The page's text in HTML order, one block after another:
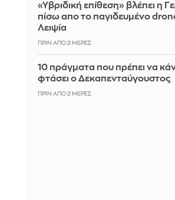
«Υβριδική επίθεση» βλέπει η
πίσω απο το παγιδευμένο
Λειψία
ΠΡΙΝ ΑΠΌ 2 ΜΈΡΕΣ
10 πράγματα που πρέπει να
φτάσει ο Δεκαπενταύγουστος
ΠΡΙΝ ΑΠΌ 2 ΜΈΡΕΣ